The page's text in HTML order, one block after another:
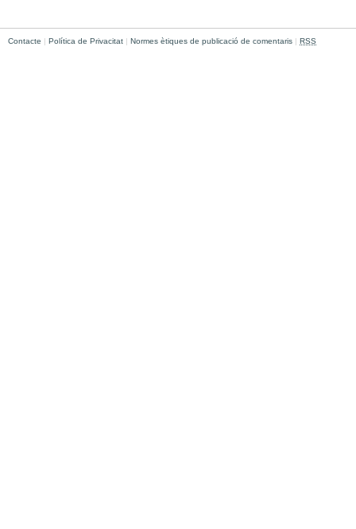
Contacte | Política de Privacitat | Normes ètiques de publicació de comentaris | RSS